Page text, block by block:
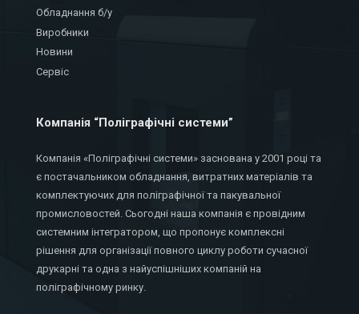
Обладнання б/у
Виробники
Новини
Сервіс
Компанія “Поліграфічні системи”
Компанія «Поліграфічні системи» заснована у 2001 році та
є постачальником обладнання, витратних матеріалів та
комплектуючих для поліграфічної та пакувальної
промисловостей. Сьогодні наша компанія є провідним
системним інтегратором, що пропонує комплексні
рішення для організації повного циклу роботи сучасної
друкарні та одна з найуспішніших компаній на
поліграфічному ринку.